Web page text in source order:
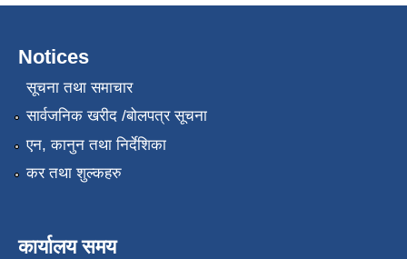
Notices
सूचना तथा समाचार
सार्वजनिक खरीद /बोलपत्र सूचना
एन, कानुन तथा निर्देशिका
कर तथा शुल्कहरु
कार्यालय समय